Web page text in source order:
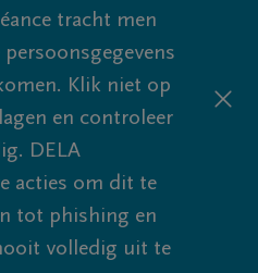
tracht men
Klik niet op
en controleer
DELA
acties om dit te
tot phishing en
volledig uit te